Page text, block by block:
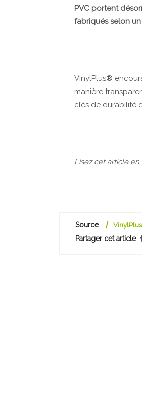
PVC portent
fabriqués selon
VinylPlus®
manière
clés de durabilité
Lisez cet article
Source VinylPlus
Partager cet article